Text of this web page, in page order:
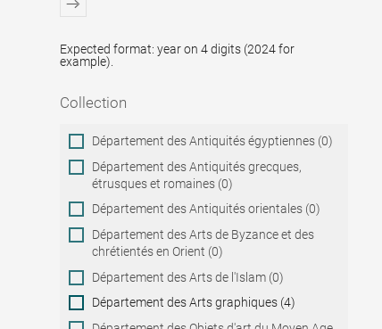
Expected format: year on 4 digits (2024 for
example).
Collection
Collection
Département des Antiquités égyptiennes (0)
Département des Antiquités grecques,
étrusques et romaines (0)
Département des Antiquités orientales (0)
Département des Arts de Byzance et des
chrétientés en Orient (0)
Département des Arts de l'Islam (0)
Département des Arts graphiques (4)